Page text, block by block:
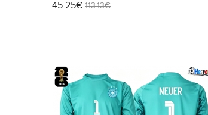
45.25€ 113.13€